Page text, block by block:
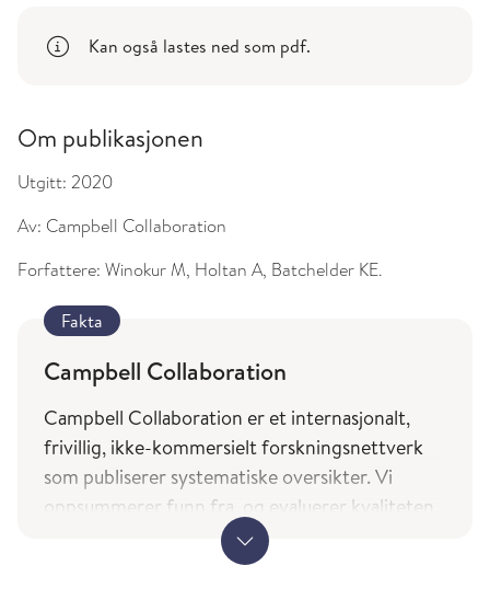
Kan også lastes ned som pdf.
Om publikasjonen
Utgitt: 2020
Av: Campbell Collaboration
Forfattere: Winokur M, Holtan A, Batchelder KE.
Fakta
Campbell Collaboration
Campbell Collaboration er et internasjonalt,
frivillig, ikke-kommersielt forskningsnettverk
som publiserer systematiske oversikter. Vi
oppsummerer funn fra, og evaluerer kvaliteten
på studier som belyser spørsmålet om effekt av
programmer innen sosial- og velferdsfeltet.